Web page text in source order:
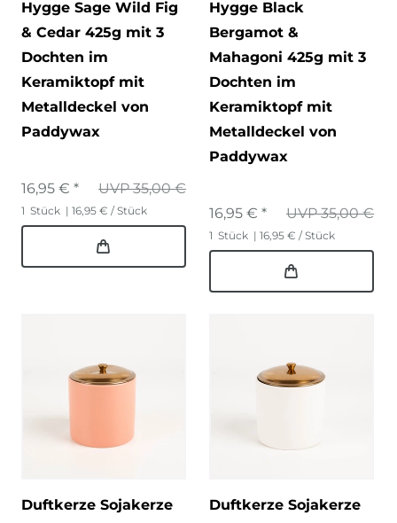
Hygge Sage Wild Fig
& Cedar 425g mit 3
Dochten im
Keramiktopf mit
Metalldeckel von
Paddywax
UVP 35,00 €
16,95 € *
1 Stück | 16,95 € / Stück
Hygge Black
Bergamot &
Mahagoni 425g mit 3
Dochten im
Keramiktopf mit
Metalldeckel von
Paddywax
UVP 35,00 €
16,95 € *
1 Stück | 16,95 € / Stück
Duftkerze Sojakerze
Duftkerze Sojakerze